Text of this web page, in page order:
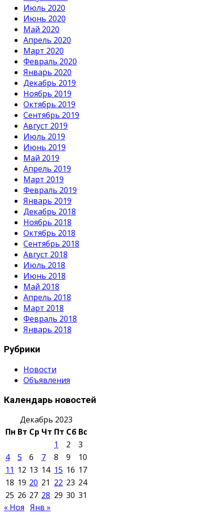
Июль 2020
Июнь 2020
Май 2020
Апрель 2020
Март 2020
Февраль 2020
Январь 2020
Декабрь 2019
Ноябрь 2019
Октябрь 2019
Сентябрь 2019
Август 2019
Июль 2019
Июнь 2019
Май 2019
Апрель 2019
Март 2019
Февраль 2019
Январь 2019
Декабрь 2018
Ноябрь 2018
Октябрь 2018
Сентябрь 2018
Август 2018
Июль 2018
Июнь 2018
Май 2018
Апрель 2018
Март 2018
Февраль 2018
Январь 2018
Рубрики
Новости
Объявления
Календарь новостей
Декабрь 2023
Пн Вт Ср Чт Пт Сб Вс
1
2
3
4
5 6 7 8 9
10
11 12 13 14 15 16 17
18 19 20 21 22 23 24
25 26 27 28 29 30 31
« Ноя Янв »